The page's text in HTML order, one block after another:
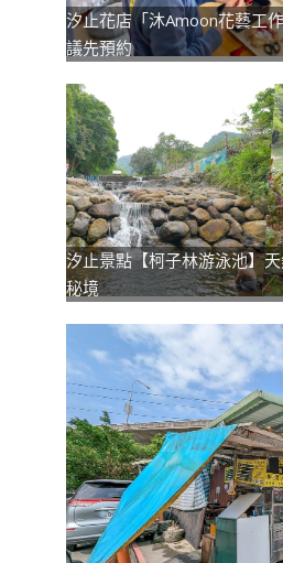
汐止花店「沐Amoon花藝工
議先預約
汐止景點【柯子林游泳池】
秘境